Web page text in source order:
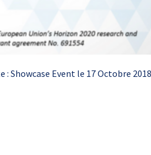
: Showcase Event le 17 Octobre